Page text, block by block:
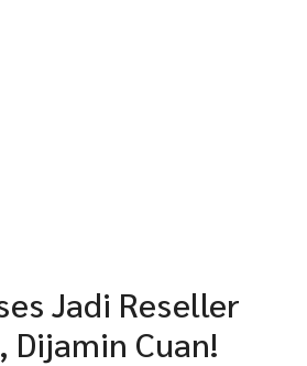
Jadi Reseller
Dijamin Cuan!